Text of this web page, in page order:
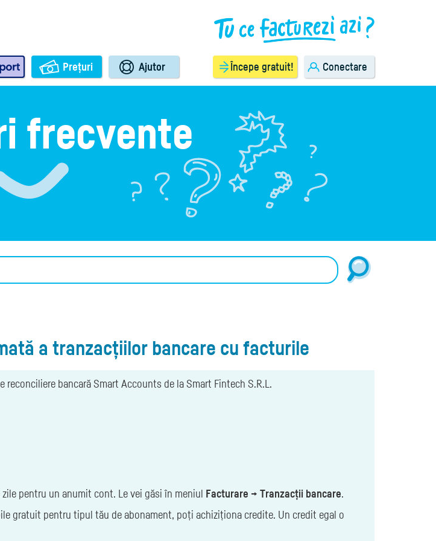
Prețuri Ajutor Începe gratuit! Conectare
frecvente
a tranzacțiilor bancare cu facturile
reconciliere bancară Smart Accounts de la Smart Fintech S.R.L.
pentru un anumit cont. Le vei găsi în meniul Facturare → Tranzacții bancare.
gratuit pentru tipul tău de abonament, poți achiziționa credite. Un credit egal o